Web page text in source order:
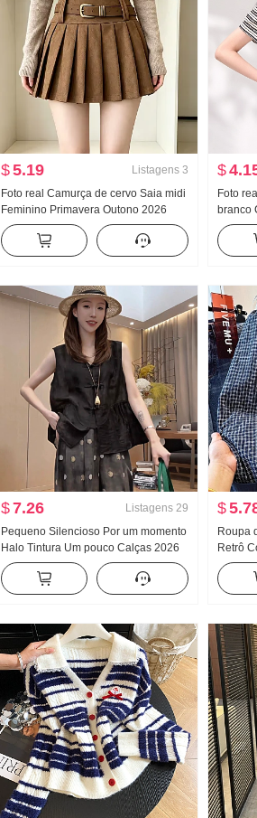
$5.19 Listagens 3
Foto real Camurça de cervo Saia midi
Feminino Primavera Outono 2026
Novo Cintura alta A palavra Saia curta
Para pessoas baixas Efeito
emagrecedor Saia Plissada
$
Foto
branco
$7.26 Listagens 29
Pequeno Silencioso Por um momento
Halo Tintura Um pouco Calças 2026
Verão Fen Descontraído Solto Efeito
emagrecedor Calça casual Botão
chinês Top
$
Roupa
Retrô
arco
Gás
Top